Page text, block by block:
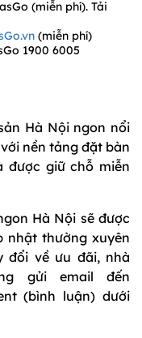
(miễn phí). Tải
(miễn phí)
1900 6005
Hà Nội ngon nổi
nền tảng đặt bàn
được giữ chỗ miễn
Hà Nội sẽ được
nhật thường xuyên
đổi về ưu đãi, nhà
gửi email đến
(bình luận) dưới